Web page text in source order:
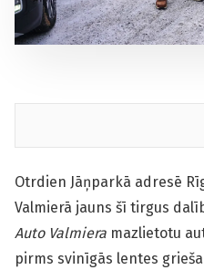
Otrdien Jāņparkā adresē
Valmierā jauns šī tirgus
Auto Valmiera mazlietotu
pirms svinīgās lentes